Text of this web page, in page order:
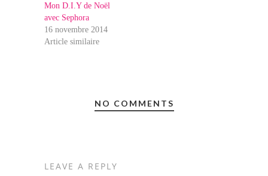
Mon D.I.Y de Noël
avec Sephora
16 novembre 2014
Article similaire
NO COMMENTS
LEAVE A REPLY